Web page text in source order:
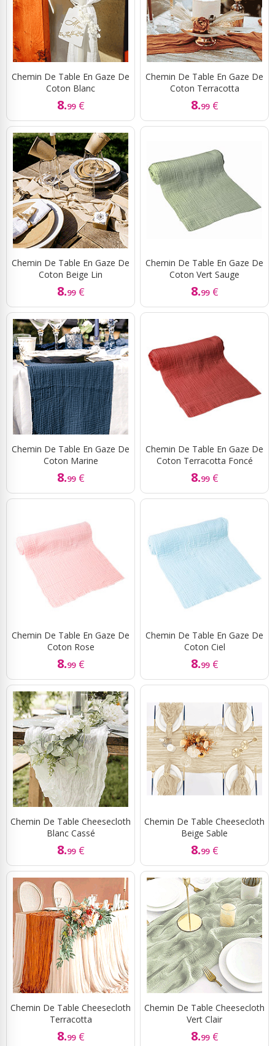
Chemin De Table En Gaze De
Coton Blanc
8.99 €
Chemin De Table En Gaze De
Coton Terracotta
8.99 €
Chemin De Table En Gaze De
Coton Beige Lin
8.99 €
Chemin De Table En Gaze De
Coton Vert Sauge
8.99 €
Chemin De Table En Gaze De
Coton Marine
8.99 €
Chemin De Table En Gaze De
Coton Terracotta Foncé
8.99 €
Chemin De Table En Gaze De
Coton Rose
8.99 €
Chemin De Table En Gaze De
Coton Ciel
8.99 €
Chemin De Table Cheesecloth
Blanc Cassé
8.99 €
Chemin De Table Cheesecloth
Beige Sable
8.99 €
Chemin De Table Cheesecloth
Terracotta
8.99 €
Chemin De Table Cheesecloth
Vert Clair
8.99 €